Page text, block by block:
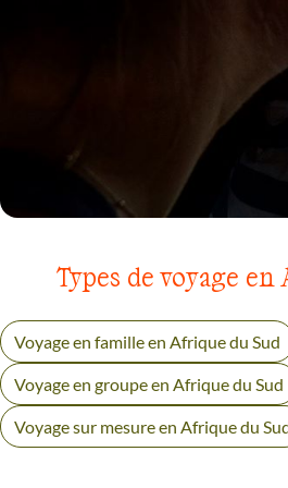
Types de voyage
Voyage en famille en Afrique du Sud
Voyage en groupe en Afrique du Sud
Voyage sur mesure en Afrique du